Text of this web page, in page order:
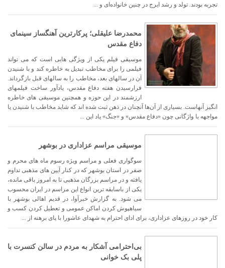
تجربه بودند. تولد و رشد ایرج در چنین خانواده‌ای و ...
محمدرضا علیقلی؛ پرکارترین آهنگساز سینمای
دفاع مقدس
موسیقی فیلم یکی از ویژگی هایی است که می تواند
فیلمی را برای مخاطب تبدیل به خاطره کند و با شنیدن
آن در سالهای بعد، مخاطب را به سالهای قبل بازگرداند.
فرارسیدن هفته دفاع مقدس، یادآور ساخت فیلمهای
ارزشمند در این حوزه و همچنین موسیقی های خاطره
انگیز آنهاست. بسیاری از آن‌ها آنچنان در ذهن ثبت شده اند که شاید مخاطب با شنیدن یا
مواجهه با واژگانی چون «دفاع مقدس» و «جنگ» یاد این ...
موسیقی مراسم عزاداری در بوشهر
سوگواری فعلی و مراسم ویژه رسوم ماه های محرم و
صفر در استان بوشهر که در کنار آیین های مذهبی تداوم
یافته و در مراسم بزرگان مذهبی تا به امروز باقی مانده،
یکی از باسابقه ترین انواع این مراسم در ایران محسوب
می شود. به گزارش خبرآوا، در قدیم اهالی بوشهر با
سیاهپوش کردن اماکن عمومی و تعطیل کردن کسب و
کار خود در روزهای عزاداری، برای ادای احترام به شهدای عاشورا با پای برهنه از ...
بی‌احترامی آشکار به مردم در سالن کنسرت با
پلی بک خوانی